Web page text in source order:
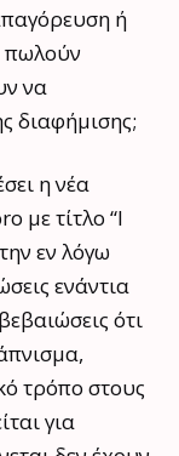
ή
πωλούν
να
διαφήμισης;
η νέα
με τίτλο “I
εν λόγω
ενάντια
ότι
τρόπο στους
για